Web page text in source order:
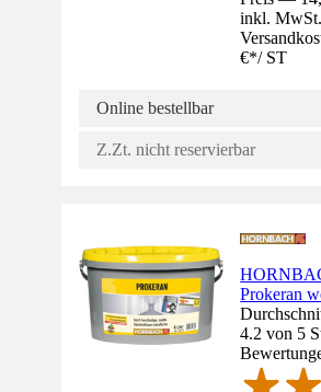
inkl.
€*/ ST
Online bestellbar
Z.Zt. nicht reservierbar
Prokeran
4.2 von 5